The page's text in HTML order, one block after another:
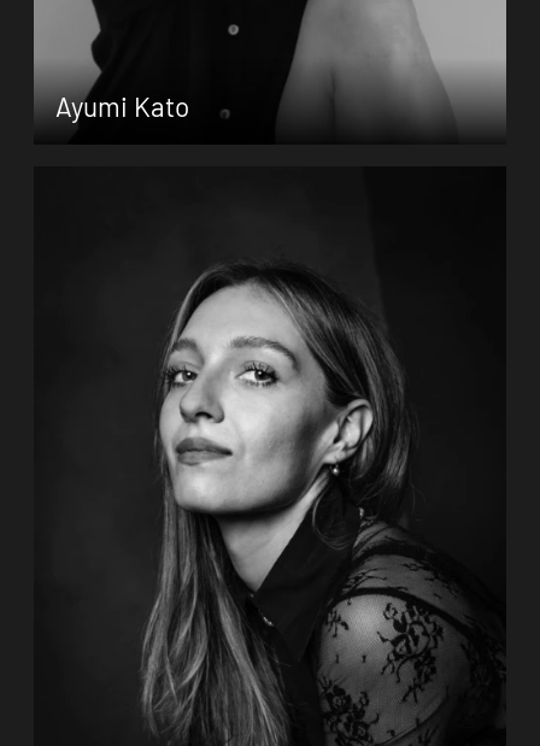
Zum Porträt
Ayumi Kato
Ausbildung an der Ballettschule fürs
Opernhaus Zürich fort. Sie hat ihre ersten
Zum Porträt